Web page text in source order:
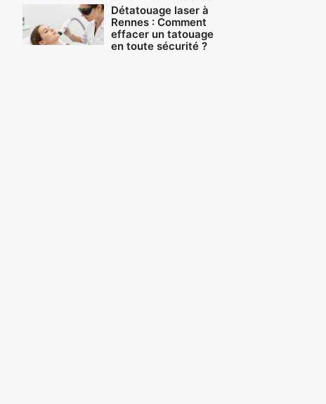
Détatouage laser à
Rennes : Comment
effacer un tatouage
en toute sécurité ?